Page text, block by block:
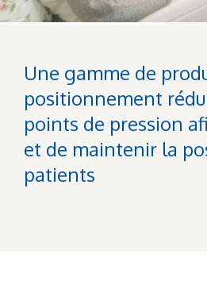
Une gamme de
positionnement
points de pression
et de maintenir la
patients